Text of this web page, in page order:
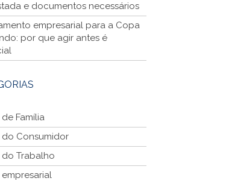
e documentos necessários
empresarial para a Copa
por que agir antes é
Família
do Consumidor
do Trabalho